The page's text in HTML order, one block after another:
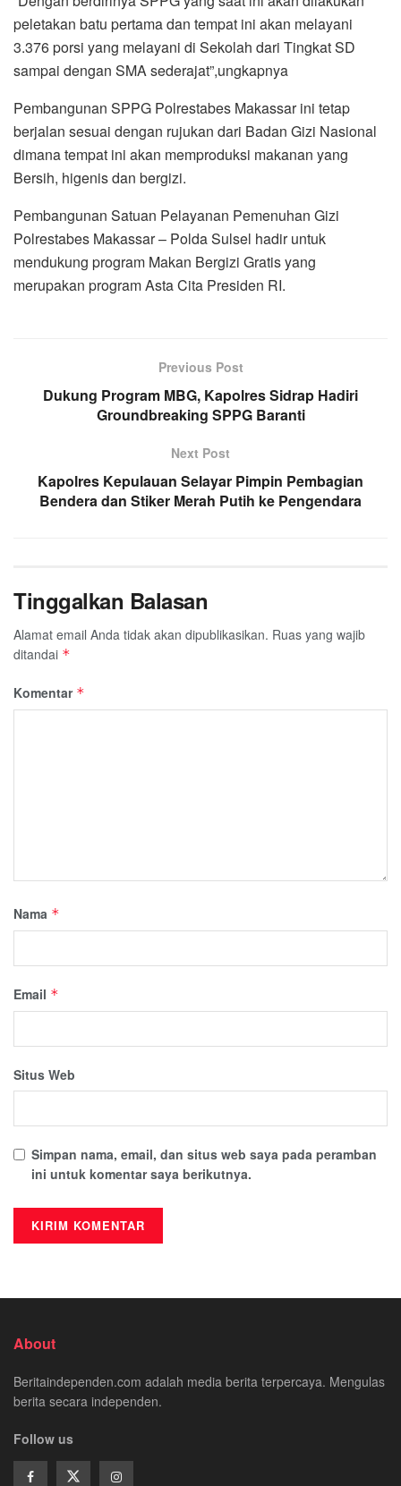
peletakan batu pertama dan tempat ini akan melayani
3.376 porsi yang melayani di Sekolah dari Tingkat SD
sampai dengan SMA sederajat”,ungkapnya
Pembangunan SPPG Polrestabes Makassar ini tetap
berjalan sesuai dengan rujukan dari Badan Gizi Nasional
dimana tempat ini akan memproduksi makanan yang
Bersih, higenis dan bergizi.
Pembangunan Satuan Pelayanan Pemenuhan Gizi
Polrestabes Makassar – Polda Sulsel hadir untuk
mendukung program Makan Bergizi Gratis yang
merupakan program Asta Cita Presiden RI.
Previous Post
Dukung Program MBG, Kapolres Sidrap Hadiri
Groundbreaking SPPG Baranti
Next Post
Kapolres Kepulauan Selayar Pimpin Pembagian
Bendera dan Stiker Merah Putih ke Pengendara
Tinggalkan Balasan
Alamat email Anda tidak akan dipublikasikan. Ruas yang wajib
ditandai *
Komentar *
Nama *
Email *
Situs Web
Simpan nama, email, dan situs web saya pada peramban
ini untuk komentar saya berikutnya.
About
Beritaindependen.com adalah media berita terpercaya. Mengulas
berita secara independen.
Follow us